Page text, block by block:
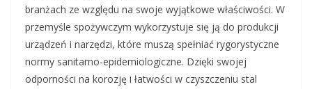
branżach ze względu na swoje wyjątkowe właściwości. W
przemyśle spożywczym wykorzystuje się ją do produkcji
urządzeń i narzędzi, które muszą spełniać rygorystyczne
normy sanitarno-epidemiologiczne. Dzięki swojej
odporności na korozję i łatwości w czyszczeniu stal